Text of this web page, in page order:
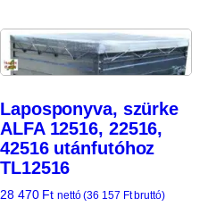
Laposponyva, szürke
ALFA 12516, 22516,
42516 utánfutóhoz
TL12516
28 470 Ft nettó (36 157 Ftbruttó)